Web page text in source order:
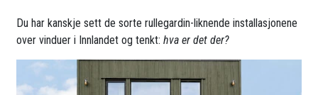
Du har kanskje sett de sorte rullegardin-liknende installasjonene
over vinduer i Innlandet og tenkt:hva er det der?